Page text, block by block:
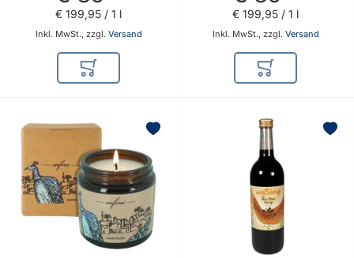
Inkl. MwSt., zzgl. Versand
€ 199,95 / 1 l
In den Warenkorb
Inkl. MwSt., zzgl. Versand
€ 199,95 / 1 l
In den